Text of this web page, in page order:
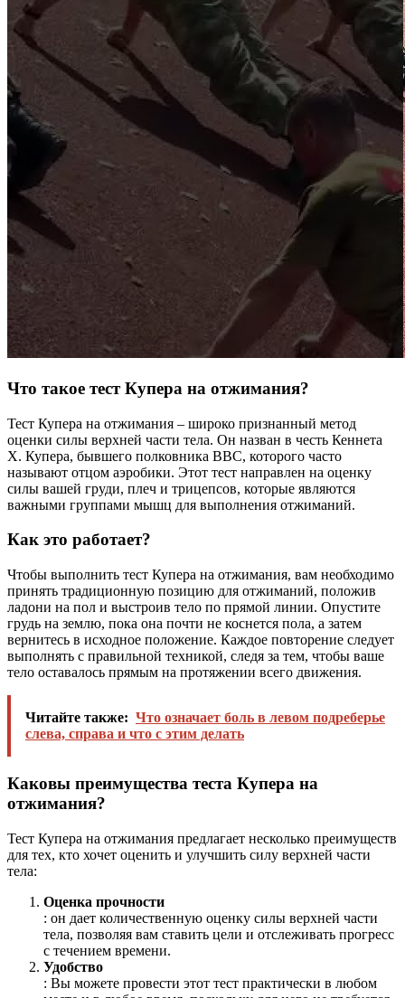
Что такое тест Купера на отжимания?
Тест Купера на отжимания – широко признанный метод
оценки силы верхней части тела. Он назван в честь Кеннета
Х. Купера, бывшего полковника ВВС, которого часто
называют отцом аэробики. Этот тест направлен на оценку
силы вашей груди, плеч и трицепсов, которые являются
важными группами мышц для выполнения отжиманий.
Как это работает?
Чтобы выполнить тест Купера на отжимания, вам необходимо
принять традиционную позицию для отжиманий, положив
ладони на пол и выстроив тело по прямой линии. Опустите
грудь на землю, пока она почти не коснется пола, а затем
вернитесь в исходное положение. Каждое повторение следует
выполнять с правильной техникой, следя за тем, чтобы ваше
тело оставалось прямым на протяжении всего движения.
Читайте также: Что означает боль в левом подреберье
слева, справа и что с этим делать
Каковы преимущества теста Купера на
отжимания?
Тест Купера на отжимания предлагает несколько преимуществ
для тех, кто хочет оценить и улучшить силу верхней части
тела:
Оценка прочности
: он дает количественную оценку силы верхней части
тела, позволяя вам ставить цели и отслеживать прогресс
с течением времени.
Удобство
: Вы можете провести этот тест практически в любом